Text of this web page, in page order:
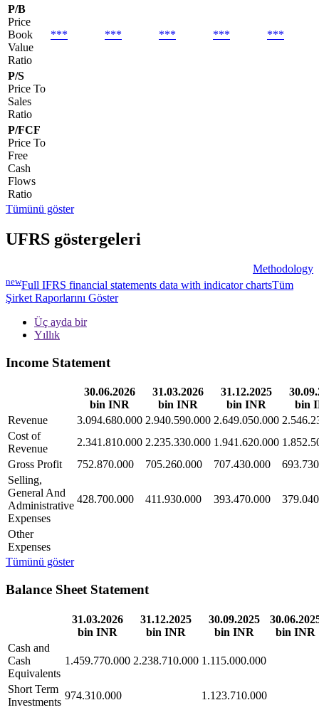
P/B
Price
Book
Value
Ratio
*** *** *** *** ***
P/S
Price To
Sales
Ratio
P/FCF
Price To
Free
Cash
Flows
Ratio
Tümünü göster
UFRS göstergeleri
Methodology
newFull IFRS financial statements data with indicator chartsTüm
Şirket Raporlarını Göster
Üç ayda bir
Yıllık
Income Statement
30.06.2026
bin INR
31.03.2026
bin INR
31.12.2025
bin INR
bin
Revenue
3.094.680.000 2.940.590.000 2.649.050.000
Cost of
Revenue
2.341.810.000 2.235.330.000 1.941.620.000
Gross Profit
752.870.000 705.260.000 707.430.000
Selling,
General And
Administrative
Expenses
428.700.000 411.930.000 393.470.000
Other
Expenses
Tümünü göster
Balance Sheet Statement
31.03.2026
bin INR
31.12.2025
bin INR
30.09.2025
bin INR
bin INR
Cash and
Cash
Equivalents
1.459.770.000 2.238.710.000 1.115.000.000
Short Term
Investments
974.310.000
1.123.710.000